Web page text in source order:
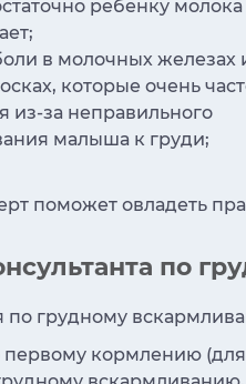
ребенку
в молочных железах
которые очень
из-за неправильного
малыша к груди;
поможет овладеть
по
по грудному
первому кормлению